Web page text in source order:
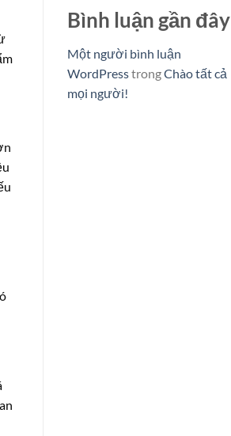
Bình luận gần đây
Một người bình luận
WordPresstrongChào tất cả
mọi người!